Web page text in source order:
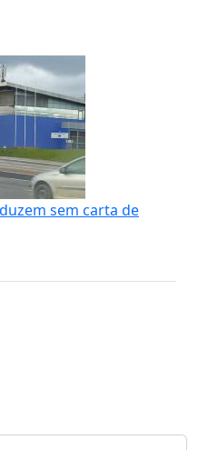
sem carta de